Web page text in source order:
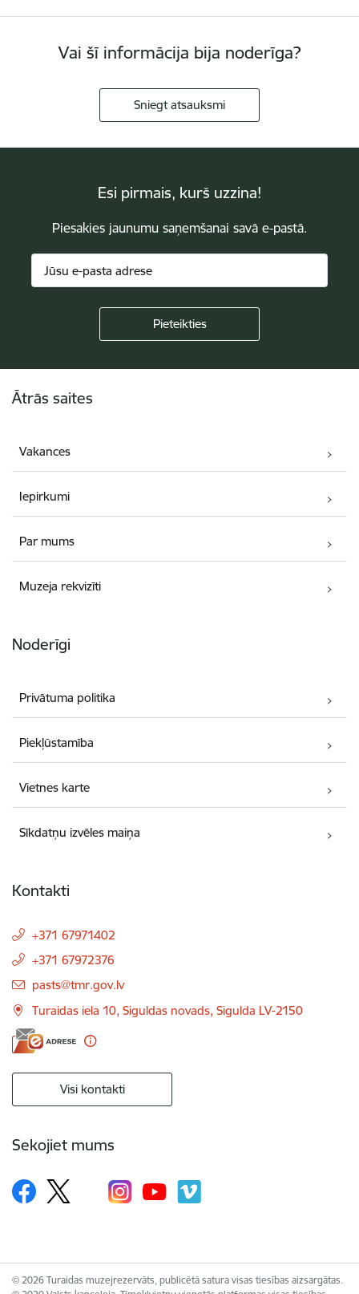
Vai šī informācija bija noderīga?
Sniegt atsauksmi
Esi pirmais, kurš uzzina!
Piesakies jaunumu saņemšanai savā e-pastā.
Ātrās saites
Vakances
Iepirkumi
Par mums
Muzeja rekvizīti
Noderīgi
Privātuma politika
Piekļūstamība
Vietnes karte
Sīkdatņu izvēles maiņa
Kontakti
+371 67971402
+371 67972376
E-pasts:
pasts@tmr.gov.lv
Turaidas iela 10, Siguldas novads, Sigulda LV-2150
Visi kontakti
Sekojiet mums
© 2026 Turaidas muzejrezervāts, publicētā satura visas tiesības aizsargātas.